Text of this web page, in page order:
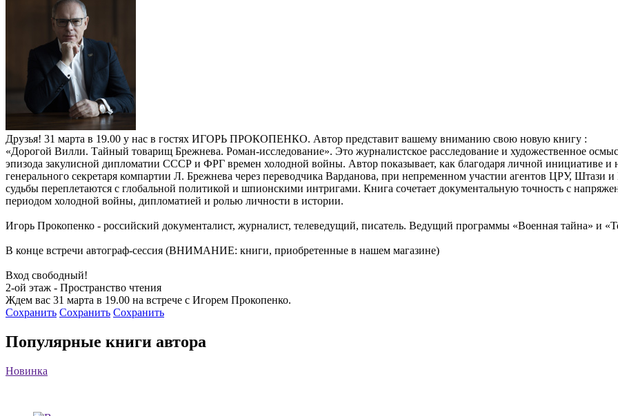
Друзья! 31 марта в 19.00 у нас в гостях ИГОРЬ ПРОКОПЕНКО. Автор представит вашему вниманию свою новую книгу :
«Дорогой Вилли. Тайный товарищ Брежнева. Роман-исследование». Это журналистское расследование и художественное
эпизода закулисной дипломатии СССР и ФРГ времен холодной войны. Автор показывает, как благодаря личной инициативе
генерального секретаря компартии Л. Брежнева через переводчика Варданова, при непременном участии агентов ЦРУ, Штази
судьбы переплетаются с глобальной политикой и шпионскими интригами. Книга сочетает документальную точность с
периодом холодной войны, дипломатией и ролью личности в истории.
Игорь Прокопенко - российский документалист, журналист, телеведущий, писатель. Ведущий программы «Военная тайна» и
В конце встречи автограф-сессия (ВНИМАНИЕ: книги, приобретенные в нашем магазине)
Вход свободный!
2-ой этаж - Пространство чтения
Ждем вас 31 марта в 19.00 на встрече с Игорем Прокопенко.
Сохранить Сохранить Сохранить
Популярные книги автора
Новинка